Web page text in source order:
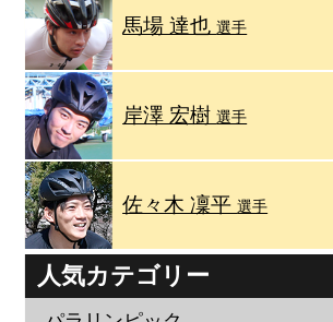
馬場 達也選手
岸澤 宏樹選手
佐々木 凜平選手
人気カテゴリー